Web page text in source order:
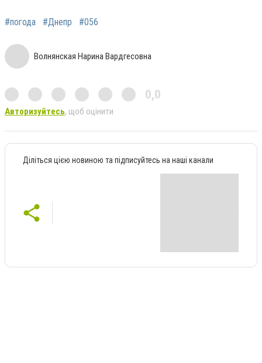
#погода #Днепр #056
Волнянская Нарина Вардгесовна
0,0
Авторизуйтесь, щоб оцінити
Діліться цією новиною та підписуйтесь на наші канали